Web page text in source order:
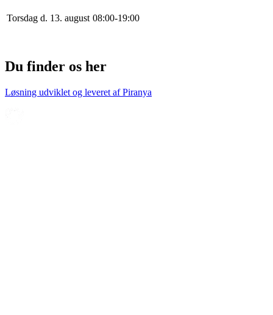
Torsdag d. 13. august 08:00-19:00
Du finder os her
Løsning udviklet og leveret afPiranya